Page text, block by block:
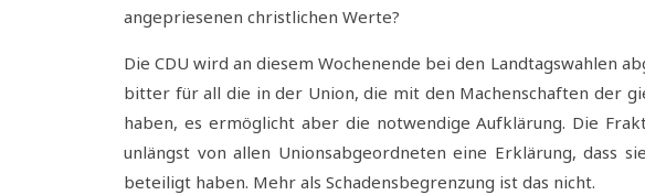
angepriesenen christlichen Werte?
Die CDU wird an diesem Wochenende bei den Landtagswahlen
bitter für all die in der Union, die mit den Machenschaften der
haben, es ermöglicht aber die notwendige Aufklärung. Die
unlängst von allen Unionsabgeordneten eine Erklärung, dass
beteiligt haben. Mehr als Schadensbegrenzung ist das nicht.